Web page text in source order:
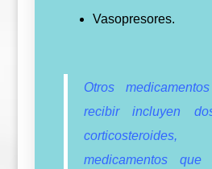
Vasopresores.
Otros
recibir incluyen
medicamentos que